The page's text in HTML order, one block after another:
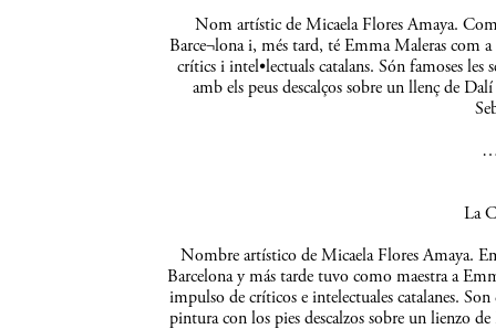
Nom artístic de Micaela Flores Amaya.
Barce¬lona i, més tard, té Emma Maleras com
crítics i intel•lectuals catalans. Són famoses
amb els peus descalços sobre un llenç de
La
Nombre artístico de Micaela Flores Amaya.
Barcelona y más tarde tuvo como maestra a
impulso de críticos e intelectuales catalanes.
pintura con los pies descalzos sobre un lienzo